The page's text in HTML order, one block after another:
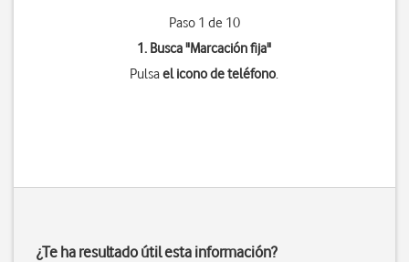
Paso 1 de 10
1. Busca "Marcación fija"
Pulsael icono de teléfono.
¿Te ha resultado útil esta información?